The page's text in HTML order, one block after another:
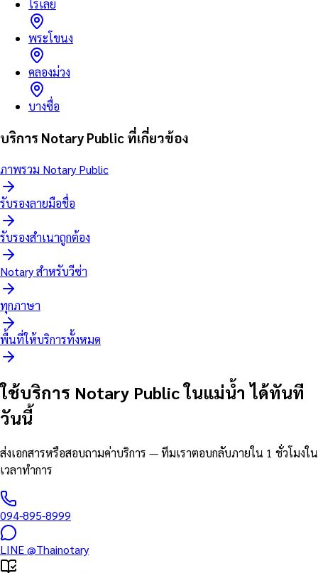
ไร่เลย์
พระโขนง
คลองม่วง
บางซื่อ
บริการ Notary Public ที่เกี่ยวข้อง
ภาพรวม Notary Public
รับรองลายมือชื่อ
รับรองสำเนาถูกต้อง
Notary สำหรับวีซ่า
ทุกภาษา
พื้นที่ให้บริการทั้งหมด
ใช้บริการ Notary Public ในแม่น้ำ ได้ทันที
วันนี้
ส่งเอกสารหรือสอบถามค่าบริการ — ทีมเราตอบกลับภายใน 1 ชั่วโมงใน
เวลาทำการ
094-895-8999
LINE@Thainotary